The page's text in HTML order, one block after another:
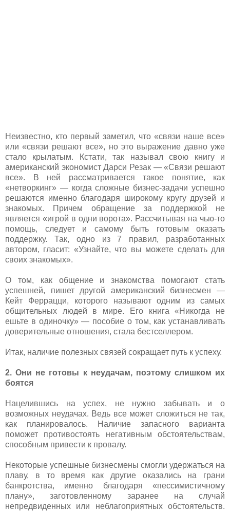
Неизвестно, кто первый заметил, что «связи наше все»
или «связи решают все», но это выражение давно уже
стало крылатым. Кстати, так называл свою книгу и
американский экономист Дарси Резак — «Связи решают
все». В ней рассматривается такое понятие, как
«нетворкинг» — когда сложные бизнес-задачи успешно
решаются именно благодаря широкому кругу друзей и
знакомых. Причем обращение за поддержкой не
является «игрой в одни ворота». Рассчитывая на чью-то
помощь, следует и самому быть готовым оказать
поддержку. Так, одно из 7 правил, разработанных
автором, гласит: «Узнайте, что вы можете сделать для
своих знакомых».
О том, как общение и знакомства помогают стать
успешней, пишет другой американский бизнесмен —
Кейт Феррацци, которого называют одним из самых
общительных людей в мире. Его книга «Никогда не
ешьте в одиночку» — пособие о том, как устанавливать
доверительные отношения, стала бестселлером.
Итак, наличие полезных связей сокращает путь к успеху.
2. Они не готовы к неудачам, поэтому слишком их
боятся
Нацелившись на успех, не нужно забывать и о
возможных неудачах. Ведь все может сложиться не так,
как планировалось. Наличие запасного варианта
поможет противостоять негативным обстоятельствам,
способным привести к провалу.
Некоторые успешные бизнесмены смогли удержаться на
плаву, в то время как другие оказались на грани
банкротства, именно благодаря «пессимистичному
плану», заготовленному заранее на случай
непредвиденных или неблагоприятных обстоятельств.